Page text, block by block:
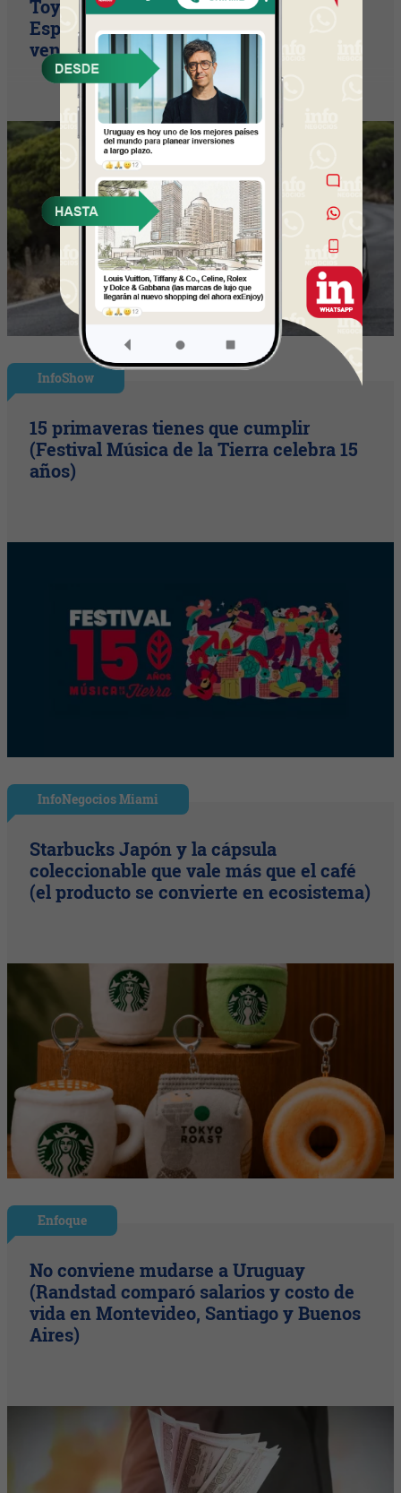
Toyota consolida su liderazgo en
España en julio tras hacer crecer sus
ventas un 10% en 2026
InfoShow
15 primaveras tienes que cumplir
(Festival Música de la Tierra celebra 15
años)
InfoNegocios Miami
Starbucks Japón y la cápsula
coleccionable que vale más que el café
(el producto se convierte en ecosistema)
Enfoque
No conviene mudarse a Uruguay
(Randstad comparó salarios y costo de
vida en Montevideo, Santiago y Buenos
Aires)